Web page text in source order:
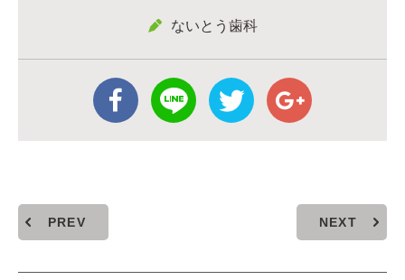
ないとう歯科
PREV NEXT